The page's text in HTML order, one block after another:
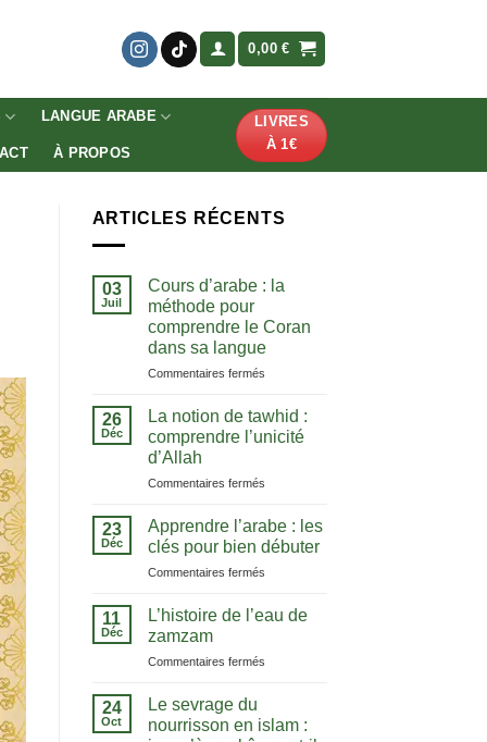
0,00€
LANGUE ARABE
À PROPOS
LIVRES
À 1€
ARTICLES RÉCENTS
03
Juil
Cours d’arabe : la
méthode pour
comprendre le Coran
dans sa langue
Commentaires ferméssur
d’arabe
la
pour
le
Coran
dans
sa
26
Déc
La notion de tawhid :
comprendre l’unicité
d’Allah
Commentaires ferméssur
notion
de
tawhid
:
l’unicité
23
Déc
Apprendre l’arabe : les
clés pour bien débuter
Commentaires ferméssur
l’arabe
clés
débuter
11
Déc
L’histoire de l’eau de
zamzam
Commentaires ferméssur
l’eau
de
24
Oct
Le sevrage du
nourrisson en islam :